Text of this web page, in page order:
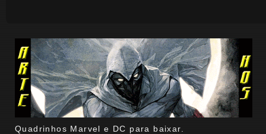
Quadrinhos Marvel e DC para baixar.